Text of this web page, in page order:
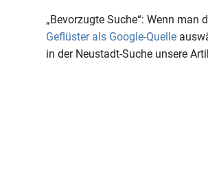
„Bevorzugte Suche“: Wenn man
Geflüster als Google-Quelle
in der Neustadt-Suche unsere